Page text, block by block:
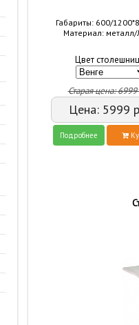
Габариты: 600/
Материал:
Цвет
Старая цена:6999
Цена: 5999
Подробнее